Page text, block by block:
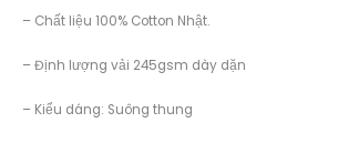
229.000 ₫.là:
– Chất liệu 100% Cotton Nhật.
– Định lượng vải 245gsm dày dặn
– Kiểu dáng: Suông thung